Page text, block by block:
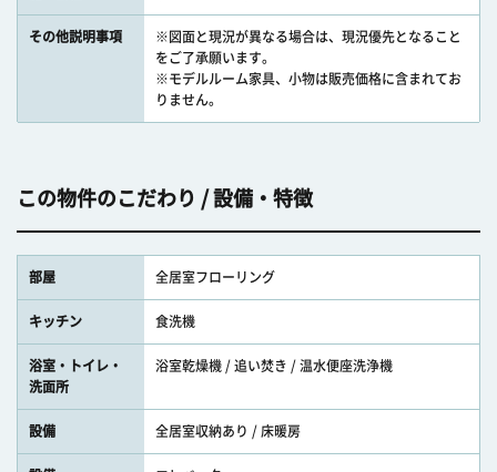
その他説明事項
※図面と現況が異なる場合は、現況優先となること
をご了承願います。
※モデルルーム家具、小物は販売価格に含まれてお
りません。
この物件のこだわり / 設備・特徴
部屋 全居室フローリング
キッチン 食洗機
浴室・トイレ・
洗面所
浴室乾燥機 / 追い焚き / 温水便座洗浄機
設備 全居室収納あり / 床暖房